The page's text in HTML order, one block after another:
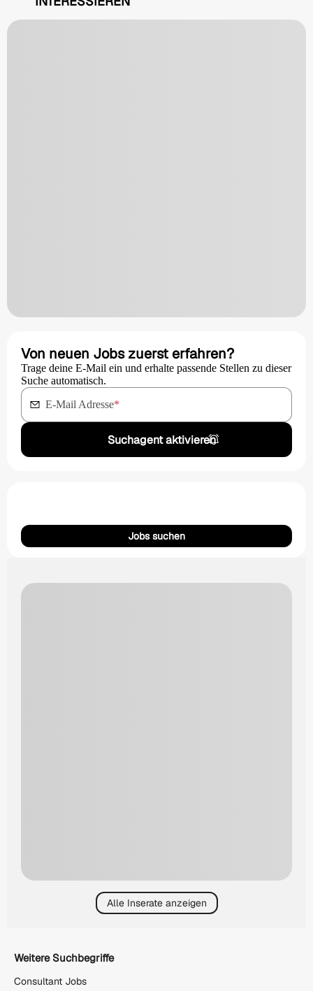
Von neuen Jobs zuerst erfahren?
Trage deine E-Mail ein und erhalte passende Stellen zu dieser
Suche automatisch.
E-Mail Adresse*
Suchagent aktivieren
Jobs suchen
Alle Inserate anzeigen
Weitere Suchbegriffe
Consultant Jobs